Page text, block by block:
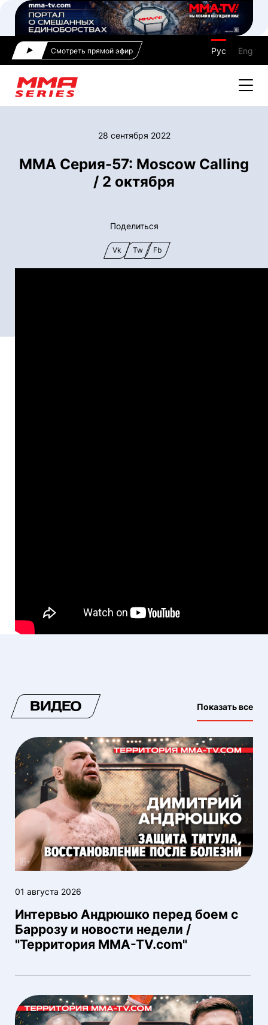
Смотреть прямой эфир Рус Eng
28 сентября 2022
ММА Серия-57: Moscow Calling
/ 2 октября
Поделиться
Vk Tw Fb
ВИДЕО Показать все
01 августа 2026
Интервью Андрюшко перед боем с
Баррозу и новости недели /
"Территория MMA-TV.com"